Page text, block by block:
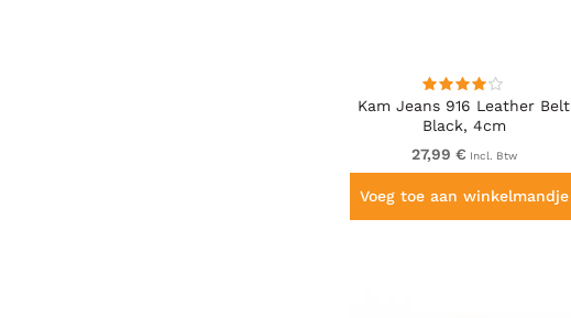
Kam Jeans 916 Leather Belt
Black, 4cm
27,99 € Incl. Btw
Voeg toe aan winkelmandje